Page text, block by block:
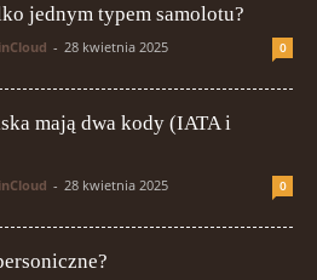
jednym typem samolotu?
- 28 kwietnia 2025 0
mają dwa kody (IATA i
- 28 kwietnia 2025 0